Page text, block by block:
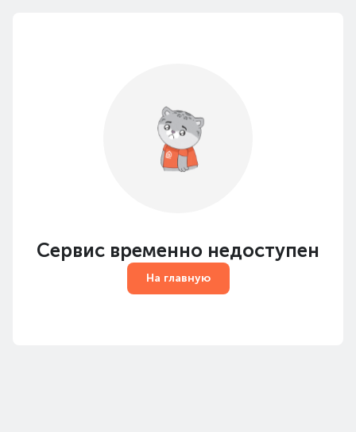
Сервис временно недоступен
На главную